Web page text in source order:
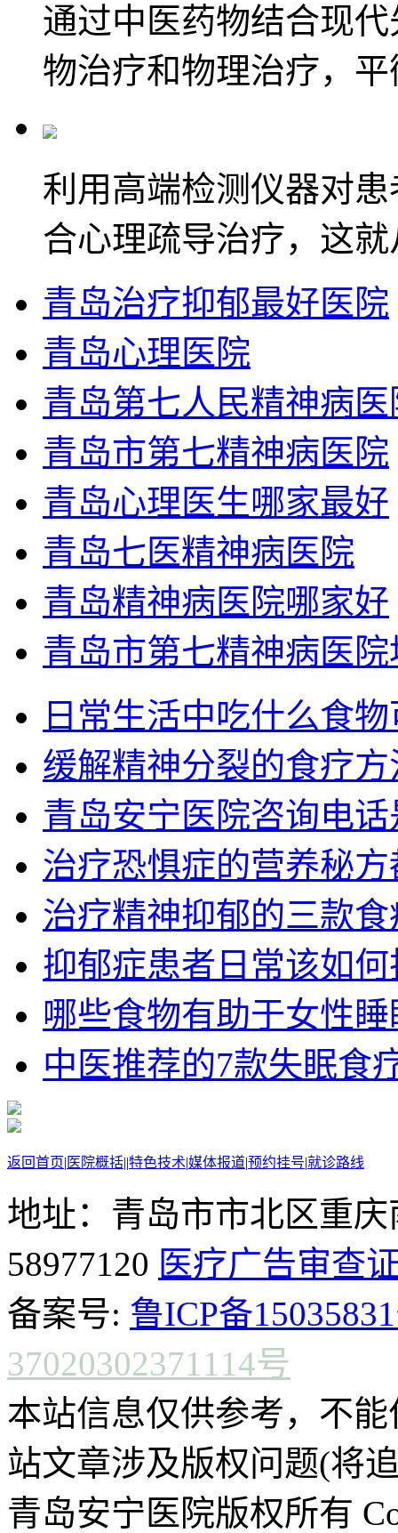
通过中医药物结合现
物治疗和物理治疗，
利用高端检测仪器对
合心理疏导治疗，这
青岛治疗抑郁最好医院
青岛心理医院
青岛第七人民精神病
青岛市第七精神病医院
青岛心理医生哪家最好
青岛七医精神病医院
青岛精神病医院哪家好
青岛市第七精神病医院
日常生活中吃什么食
缓解精神分裂的食疗
青岛安宁医院咨询电
治疗恐惧症的营养秘
治疗精神抑郁的三款
抑郁症患者日常该如
哪些食物有助于女性睡
中医推荐的7款失眠食
返回首页| 医院概括||特色技术|媒体报道|预约挂号|就诊路线
地址：青岛市市北区重
58977120 医疗广告审查
备案号: 鲁ICP备
37020302371114号
本站信息仅供参考，不
站文章涉及版权问题(将
青岛安宁医院版权所有